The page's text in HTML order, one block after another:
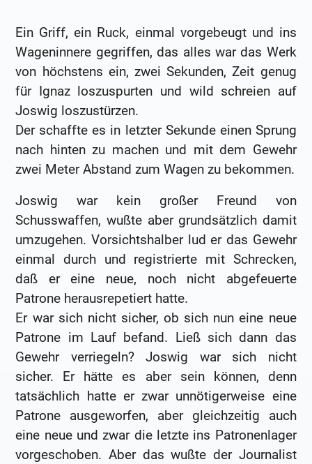
Ein Griff, ein Ruck, einmal vorgebeugt und ins
Wageninnere gegriffen, das alles war das Werk
von höchstens ein, zwei Sekunden, Zeit genug
für Ignaz loszuspurten und wild schreien auf
Joswig loszustürzen.
Der schaffte es in letzter Sekunde einen Sprung
nach hinten zu machen und mit dem Gewehr
zwei Meter Abstand zum Wagen zu bekommen.
Joswig war kein großer Freund von
Schusswaffen, wußte aber grundsätzlich damit
umzugehen. Vorsichtshalber lud er das Gewehr
einmal durch und registrierte mit Schrecken,
daß er eine neue, noch nicht abgefeuerte
Patrone herausrepetiert hatte.
Er war sich nicht sicher, ob sich nun eine neue
Patrone im Lauf befand. Ließ sich dann das
Gewehr verriegeln? Joswig war sich nicht
sicher. Er hätte es aber sein können, denn
tatsächlich hatte er zwar unnötigerweise eine
Patrone ausgeworfen, aber gleichzeitig auch
eine neue und zwar die letzte ins Patronenlager
vorgeschoben. Aber das wußte der Journalist